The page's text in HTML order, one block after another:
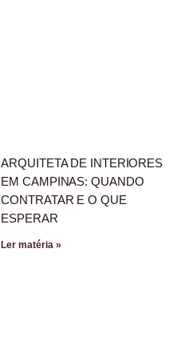
ARQUITETA DE INTERIORES
EM CAMPINAS: QUANDO
CONTRATAR E O QUE
ESPERAR
Ler matéria »